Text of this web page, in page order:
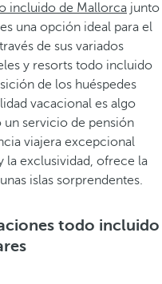
incluido de Mallorca junto
una opción ideal para el
de sus variados
y resorts todo incluido
de los huéspedes
vacacional es algo
un servicio de pensión
viajera excepcional
la exclusividad, ofrece la
islas sorprendentes.
todo incluido